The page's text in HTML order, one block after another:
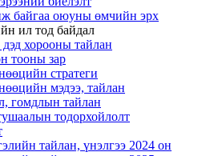
байгаа оюуны өмчийн эрх
ил тод байдал
хорооны тайлан
тооны зар
стратеги
мэдээ, тайлан
гомдлын тайлан
тодорхойлолт
тайлан, үнэлгээ 2024 он